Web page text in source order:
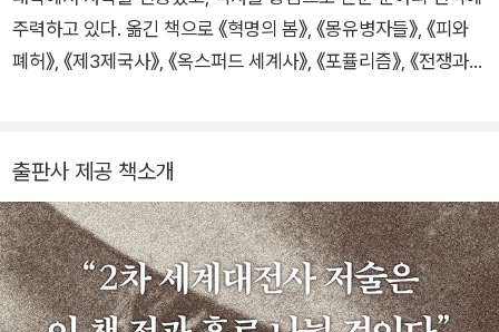
stS) 펠로로 선출되었으며, 탁월한 역사 저술로 여러 상을 수상
했다. 영국 PEN이 최우수 논픽션에 수여하는 헤셀틸트먼상(He
ison Prize, 2001) 등이 그것이다. 주요 저서로 『피와 폐허(전 2
권)』 『러시아의 전쟁』 『독재자들』 『왜 연합국이 승리했는가(Wh
y the Allies Won)』 『폭격과 피폭격(The Bombers and the B
ombed)』 『병적인 시대(The Morbid Age)』 『폐허의 비(Rain o
f Ruin)』 등이 있다. 또한 세계사의 결정판으로 평가받는 『더 타
주력하고 있다. 옮긴 책으로 《혁명의 봄》, 《몽유병자들》, 《피와
폐허》, 《제3제국사》, 《옥스퍼드 세계사》, 《포퓰리즘》, 《전쟁과
출판사 제공 책소개